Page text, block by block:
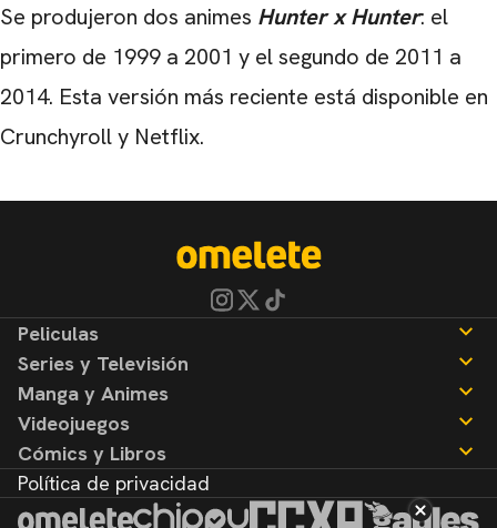
Se produjeron dos animes Hunter x Hunter: el
primero de 1999 a 2001 y el segundo de 2011 a
2014. Esta versión más reciente está disponible en
Crunchyroll y Netflix.
Peliculas
Noticias
Reseñas
Series y Televisión
Noticias
Reseñas
Manga y Animes
Noticias
Reseñas
Videojuegos
Noticias
Reseñas
Cómics y Libros
Noticias
Reseñas
Política de privacidad